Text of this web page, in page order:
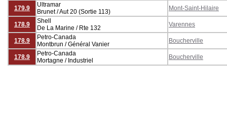
179.9
Ultramar
Brunet / Aut 20 (Sortie 113)
Mont-Saint-Hilaire
178.9
Shell
De La Marine / Rte 132
Varennes
178.9
Petro-Canada
Montbrun / Général Vanier
Boucherville
178.9
Petro-Canada
Mortagne / Industriel
Boucherville